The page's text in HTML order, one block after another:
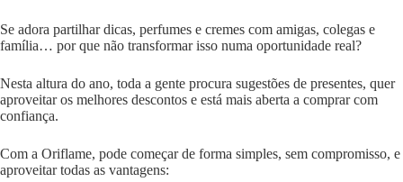
Se adora partilhar dicas, perfumes e cremes com amigas, colegas e
família… por que não transformar isso numa oportunidade real?
Nesta altura do ano, toda a gente procura sugestões de presentes, quer
aproveitar os melhores descontos e está mais aberta a comprar com
confiança.
Com a Oriflame, pode começar de forma simples, sem compromisso, e
aproveitar todas as vantagens: